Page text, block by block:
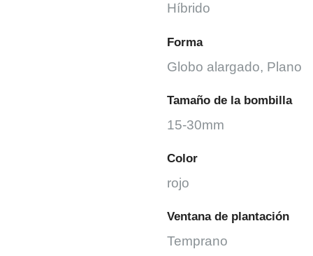
Híbrido
Forma
Globo alargado, Plano
Tamaño de la bombilla
15-30mm
Color
rojo
Ventana de plantación
Temprano